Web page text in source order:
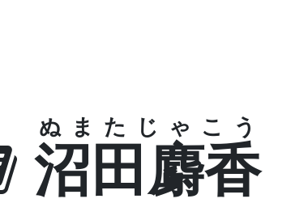
沼田麝香
ぬまたじゃこう